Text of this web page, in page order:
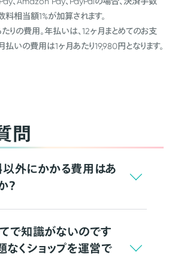
料相当額1%が加算されます。
りの費用。年払いは、12ヶ月まとめてのお支
払いの費用は1ヶ月あたり19,980円となります。
問
外にかかる費用はあ
？
で知識がないのです
なくショップを運営で